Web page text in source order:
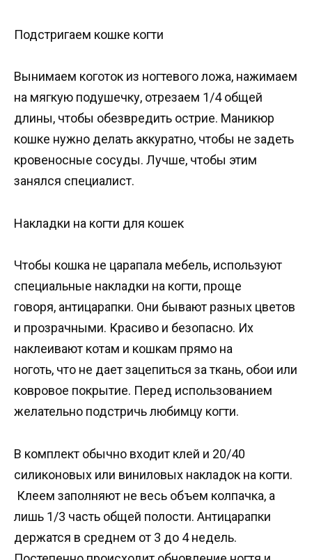
Подстригаем кошке когти
Вынимаем коготок из ногтевого ложа, нажимаем
на мягкую подушечку, отрезаем 1/4 общей
длины, чтобы обезвредить острие. Маникюр
кошке нужно делать аккуратно, чтобы не задеть
кровеносные сосуды. Лучше, чтобы этим
занялся специалист.
Накладки на когти для кошек
Чтобы кошка не царапала мебель, используют
специальные накладки на когти, проще
говоря, антицарапки. Они бывают разных цветов
и прозрачными. Красиво и безопасно. Их
наклеивают котам и кошкам прямо на
ноготь, что не дает зацепиться за ткань, обои или
ковровое покрытие. Перед использованием
желательно подстричь любимцу когти.
В комплект обычно входит клей и 20/40
силиконовых или виниловых накладок на когти.
Клеем заполняют не весь объем колпачка, а
лишь 1/3 часть общей полости. Антицарапки
держатся в среднем от 3 до 4 недель.